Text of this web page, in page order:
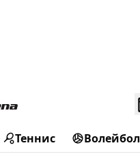
Теннис Волейбол